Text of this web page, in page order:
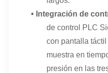
• Integración de
de control PLC
con pantalla
muestra en
presión en las